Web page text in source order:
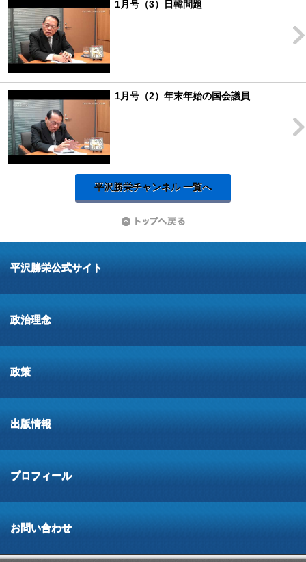
1月号（3）日韓問題
1月号（2）年末年始の国会議員
平沢勝栄チャンネル 一覧へ
平沢勝栄公式サイト
政治理念
政策
出版情報
プロフィール
お問い合わせ